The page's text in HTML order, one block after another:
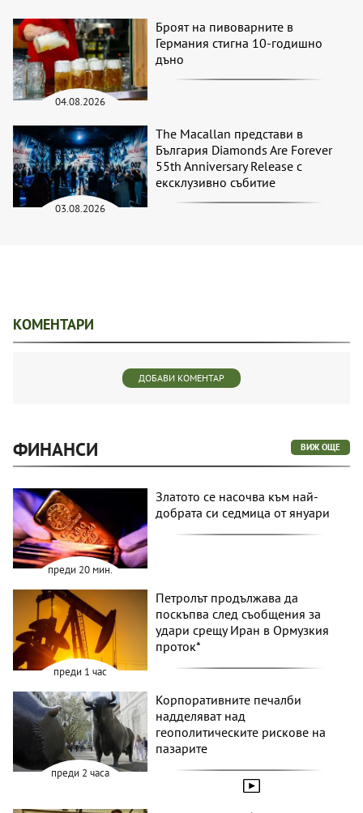
04.08.2026
Броят на пивоварните в
Германия стигна 10-годишно
дъно
03.08.2026
The Macallan представи в
България Diamonds Are Forever
55th Anniversary Release с
ексклузивно събитие
КОМЕНТАРИ
ДОБАВИ КОМЕНТАР
ФИНАНСИ ВИЖ ОЩЕ
преди 20 мин.
Златото се насочва към най-
добрата си седмица от януари
преди 1 час
Петролът продължава да
поскъпва след съобщения за
удари срещу Иран в Ормузкия
проток*
преди 2 часа
Корпоративните печалби
надделяват над
геополитическите рискове на
пазарите